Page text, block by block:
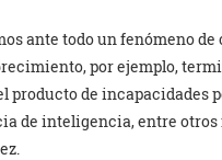
ante todo un fenómeno
por ejemplo,
producto de incapacidades
de inteligencia, entre otros